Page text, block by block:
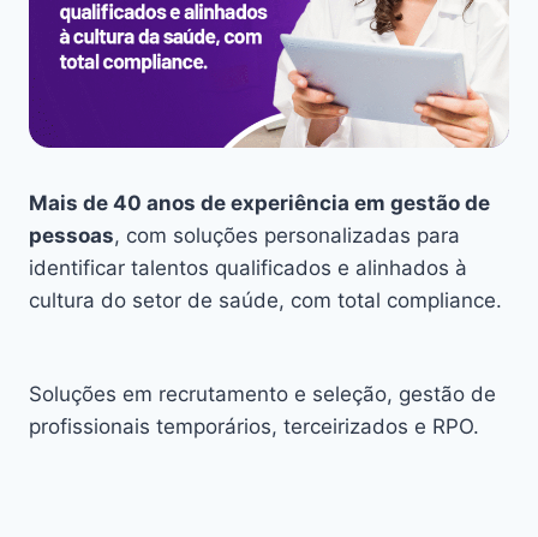
Mais de 40 anos de experiência em gestão de
pessoas, com soluções personalizadas para
identificar talentos qualificados e alinhados à
cultura do setor de saúde, com total compliance.
Soluções em recrutamento e seleção, gestão de
profissionais temporários, terceirizados e RPO.